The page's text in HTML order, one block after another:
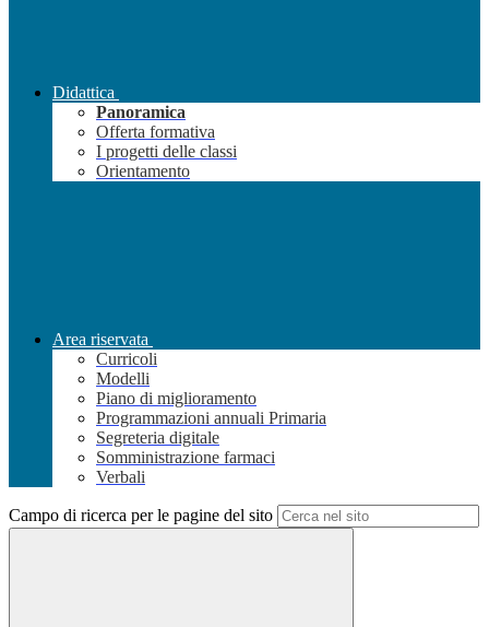
Didattica
Panoramica
Offerta formativa
I progetti delle classi
Orientamento
Area riservata
Curricoli
Modelli
Piano di miglioramento
Programmazioni annuali Primaria
Segreteria digitale
Somministrazione farmaci
Verbali
Campo di ricerca per le pagine del sito